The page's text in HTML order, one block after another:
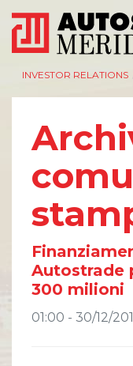
INVESTOR RELATIONS
Autostrade
300 milioni
01:00 - 30/12/